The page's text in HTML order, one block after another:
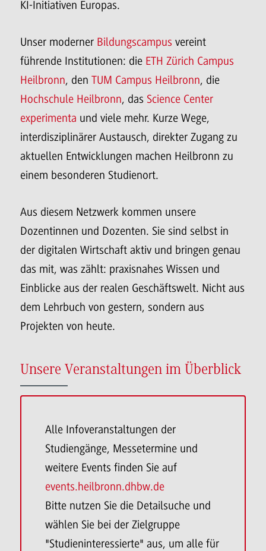
KI-Initiativen Europas.
Unser moderner Bildungscampus vereint
führende Institutionen: die ETH Zürich Campus
Heilbronn, den TUM Campus Heilbronn, die
Hochschule Heilbronn, das Science Center
experimenta und viele mehr. Kurze Wege,
interdisziplinärer Austausch, direkter Zugang zu
aktuellen Entwicklungen machen Heilbronn zu
einem besonderen Studienort.
Aus diesem Netzwerk kommen unsere
Dozentinnen und Dozenten. Sie sind selbst in
der digitalen Wirtschaft aktiv und bringen genau
das mit, was zählt: praxisnahes Wissen und
Einblicke aus der realen Geschäftswelt. Nicht aus
dem Lehrbuch von gestern, sondern aus
Projekten von heute.
Unsere Veranstaltungen im Überblick
Alle Infoveranstaltungen der
Studiengänge, Messetermine und
weitere Events finden Sie auf
events.heilbronn.dhbw.de
Bitte nutzen Sie die Detailsuche und
wählen Sie bei der Zielgruppe
"Studieninteressierte" aus, um alle für